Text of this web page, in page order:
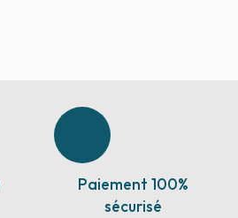
Paiement 100%
sécurisé